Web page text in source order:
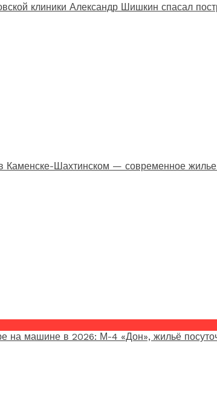
клиники Александр Шишкин спасал
Каменске-Шахтинском — современное
на машине в 2026: М-4 «Дон», жильё